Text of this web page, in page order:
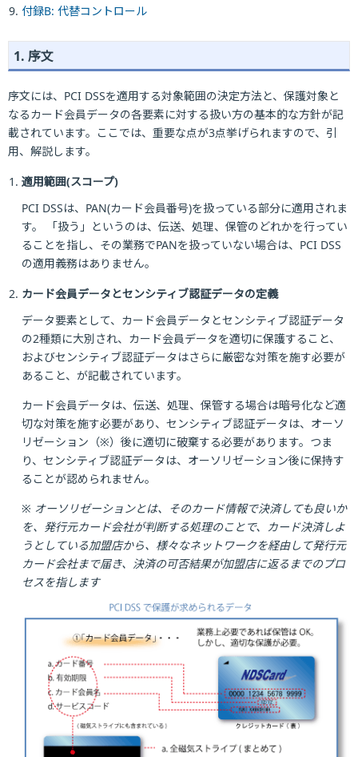
付録B: 代替コントロール
1. 序文
序文には、PCI DSSを適用する対象範囲の決定方法と、保護対象と
なるカード会員データの各要素に対する扱い方の基本的な方針が記
載されています。ここでは、重要な点が3点挙げられますので、引
用、解説します。
適用範囲(スコープ)
PCI DSSは、PAN(カード会員番号)を扱っている部分に適用されま
す。 「扱う」というのは、伝送、処理、保管のどれかを行ってい
ることを指し、その業務でPANを扱っていない場合は、PCI DSS
の適用義務はありません。
カード会員データとセンシティブ認証データの定義
データ要素として、カード会員データとセンシティブ認証データ
の2種類に大別され、カード会員データを適切に保護すること、
およびセンシティブ認証データはさらに厳密な対策を施す必要が
あること、が記載されています。
カード会員データは、伝送、処理、保管する場合は暗号化など適
切な対策を施す必要があり、センシティブ認証データは、オーソ
リゼーション（※）後に適切に破棄する必要があります。つま
り、センシティブ認証データは、オーソリゼーション後に保持す
ることが認められません。
※ オーソリゼーションとは、そのカード情報で決済しても良いか
を、発行元カード会社が判断する処理のことで、カード決済しよ
うとしている加盟店から、様々なネットワークを経由して発行元
カード会社まで届き、決済の可否結果が加盟店に返るまでのプロ
セスを指します